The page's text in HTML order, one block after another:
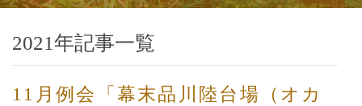
2021年記事一覧
11月例会「幕末品川陸台場（オカ